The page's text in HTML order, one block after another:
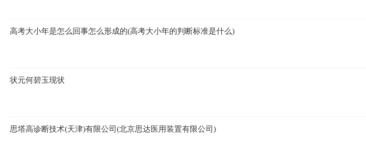
高考大小年是怎么回事怎么形成的(高考大小年的判断标准是什么)
状元何碧玉现状
思塔高诊断技术(天津)有限公司(北京思达医用装置有限公司)